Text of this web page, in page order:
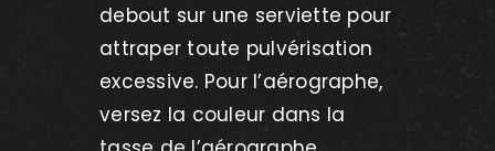
debout sur une serviette pour
attraper toute pulvérisation
excessive. Pour l’aérographe,
versez la couleur dans la